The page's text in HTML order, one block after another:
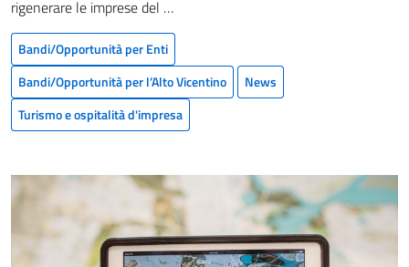
rigenerare le imprese del …
Bandi/Opportunità per Enti
Bandi/Opportunità per l’Alto Vicentino
News
Turismo e ospitalità d'impresa